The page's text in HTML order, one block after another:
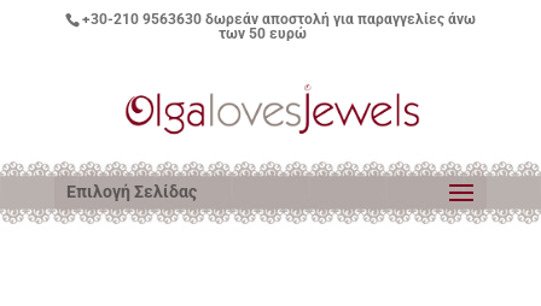
+30-210 9563630δωρεάν αποστολή για παραγγελίες άνω
των 50 ευρώ
Επιλογή Σελίδας